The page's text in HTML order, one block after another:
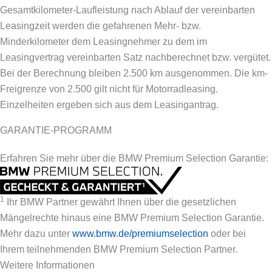
Gesamtkilometer-Laufleistung nach Ablauf der vereinbarten
Leasingzeit werden die gefahrenen Mehr- bzw.
Minderkilometer dem Leasingnehmer zu dem im
Leasingvertrag vereinbarten Satz nachberechnet bzw. vergütet.
Bei der Berechnung bleiben 2.500 km ausgenommen. Die km-
Freigrenze von 2.500 gilt nicht für Motorradleasing.
Einzelheiten ergeben sich aus dem Leasingantrag.
GARANTIE-PROGRAMM
Erfahren Sie mehr über die BMW Premium Selection Garantie:
1
Ihr BMW Partner gewährt Ihnen über die gesetzlichen
Mängelrechte hinaus eine BMW Premium Selection Garantie.
Mehr dazu unter www.bmw.de/premiumselection oder bei
Ihrem teilnehmenden BMW Premium Selection Partner.
Weitere Informationen